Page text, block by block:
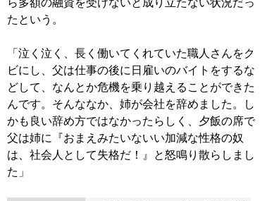
たという。
「泣く泣く、長く働いてくれていた職人さんをク
ビにし、父は仕事の後に日雇いのバイトをするな
どして、なんとか危機を乗り越えることができた
んです。そんななか、姉が会社を辞めました。し
かも良い辞め方ではなかったらしく、夕飯の席で
父は姉に『おまえみたいないい加減な性格の奴
は、社会人として失格だ！』と怒鳴り散らしまし
た」